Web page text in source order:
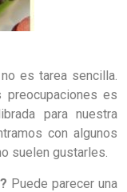
es tarea sencilla.
preocupaciones es
para nuestra
con algunos
suelen gustarles.
Puede parecer una